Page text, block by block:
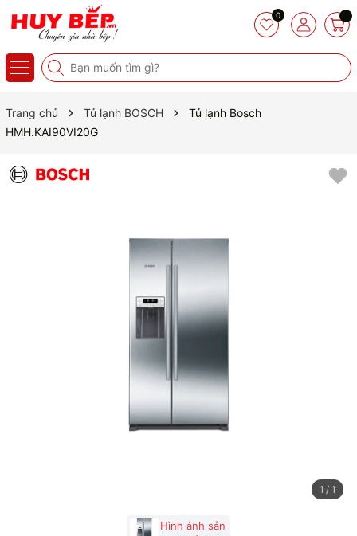
0
Trang chủ Tủ lạnh BOSCH
Tủ lạnh Bosch
HMH.KAI90VI20G
1 / 1
Hình ảnh sản